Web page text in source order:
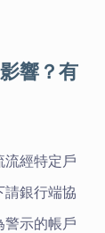
響？有
流經特定戶
請銀行端協
警示的帳戶